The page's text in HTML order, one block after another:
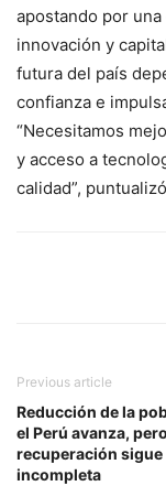
apostando por
innovación y
futura del país
confianza e
“Necesitamos
y acceso a
calidad”,
Previous article
Reducción de la
el Perú avanza,
recuperación sigue
incompleta